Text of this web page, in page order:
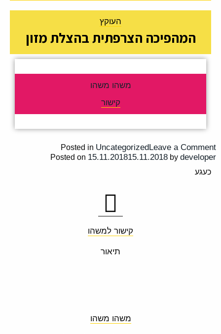
העוקץ
המהפיכה הצרפתית בהצלת מזון
משהו משהו
קישור
Posted in Uncategorized Leave a Comment
Posted on 15.11.201815.11.2018 by developer
כעגע
קישור למשהו
תיאור
משהו משהו